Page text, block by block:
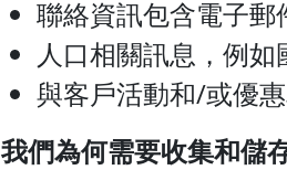
聯絡資訊包含電子郵
人口相關訊息，例
與客戶活動和/或優
我們為何需要收集和儲